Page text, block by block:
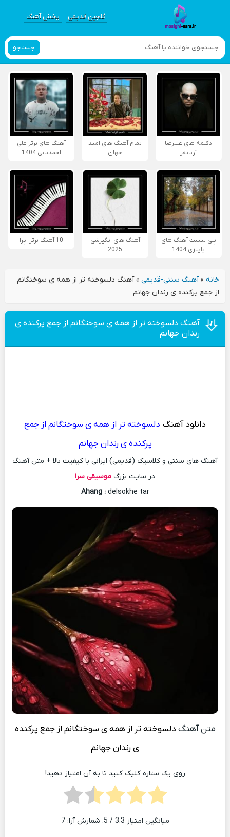
گلچین قدیمی پخش آهنگ
جستجو
دکلمه های علیرضا
آریانفر
تمام آهنگ های امید
جهان
آهنگ های برتر علی
احمدیانی 1404
پلی لیست آهنگ های
پاییزی 1404
آهنگ های انگیزشی
2025
10 آهنگ برتر اپرا
خانه»آهنگ سنتی-قدیمی»آهنگ دلسوخته تر از همه ی سوختگانم
از جمع پرکنده ی رندان جهانم
آهنگ دلسوخته تر از همه ی سوختگانم از جمع پرکنده ی
رندان جهانم
دانلود آهنگ دلسوخته تر از همه ی سوختگانم از جمع
پرکنده ی رندان جهانم
آهنگ های سنتی و کلاسیک (قدیمی) ایرانی با کیفیت بالا + متن آهنگ
در سایت بزرگ موسیقی سرا
Ahang :delsokhe tar
متن آهنگ دلسوخته تر از همه ی سوختگانم از جمع پرکنده
ی رندان جهانم
روی یک ستاره کلیک کنید تا به آن امتیاز دهید!
میانگین امتیاز 3.3 / 5. شمارش آرا: 7